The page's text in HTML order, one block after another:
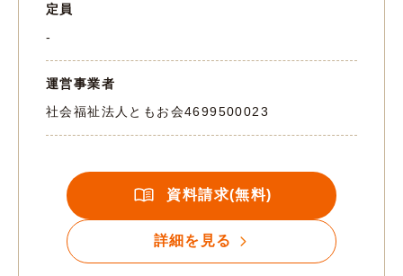
定員
-
運営事業者
社会福祉法人ともお会4699500023
資料請求(無料)
詳細を見る